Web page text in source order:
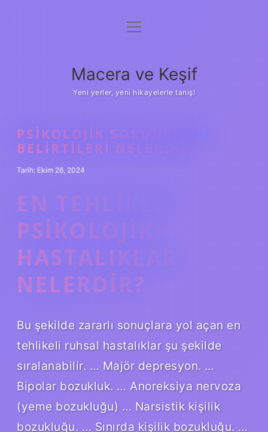
Anasayfa
Yasal Uyarı
menüyü
Macera ve Keşif
Yeni yerler, yeni hikayelerle tanış!
PSIKOLOJIK SORUNLARIN
BELIRTILERI NELERDIR
Tarih: Ekim 26, 2024
EN TEHLIKELI
PSIKOLOJIK
HASTALIKLAR
NELERDIR?
Bu şekilde zararlı sonuçlara yol açan en
tehlikeli ruhsal hastalıklar şu şekilde
sıralanabilir. … Majör depresyon. …
Bipolar bozukluk. … Anoreksiya nervoza
(yeme bozukluğu) … Narsistik kişilik
bozukluğu. … Sınırda kişilik bozukluğu. …